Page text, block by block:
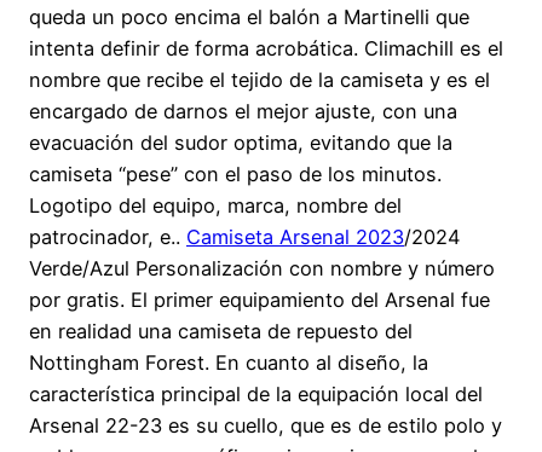
queda un poco encima el balón a Martinelli que
intenta definir de forma acrobática. Climachill es el
nombre que recibe el tejido de la camiseta y es el
encargado de darnos el mejor ajuste, con una
evacuación del sudor optima, evitando que la
camiseta “pese” con el paso de los minutos.
Logotipo del equipo, marca, nombre del
patrocinador, e.. Camiseta Arsenal 2023/2024
Verde/Azul Personalización con nombre y número
por gratis. El primer equipamiento del Arsenal fue
en realidad una camiseta de repuesto del
Nottingham Forest. En cuanto al diseño, la
característica principal de la equipación local del
Arsenal 22-23 es su cuello, que es de estilo polo y